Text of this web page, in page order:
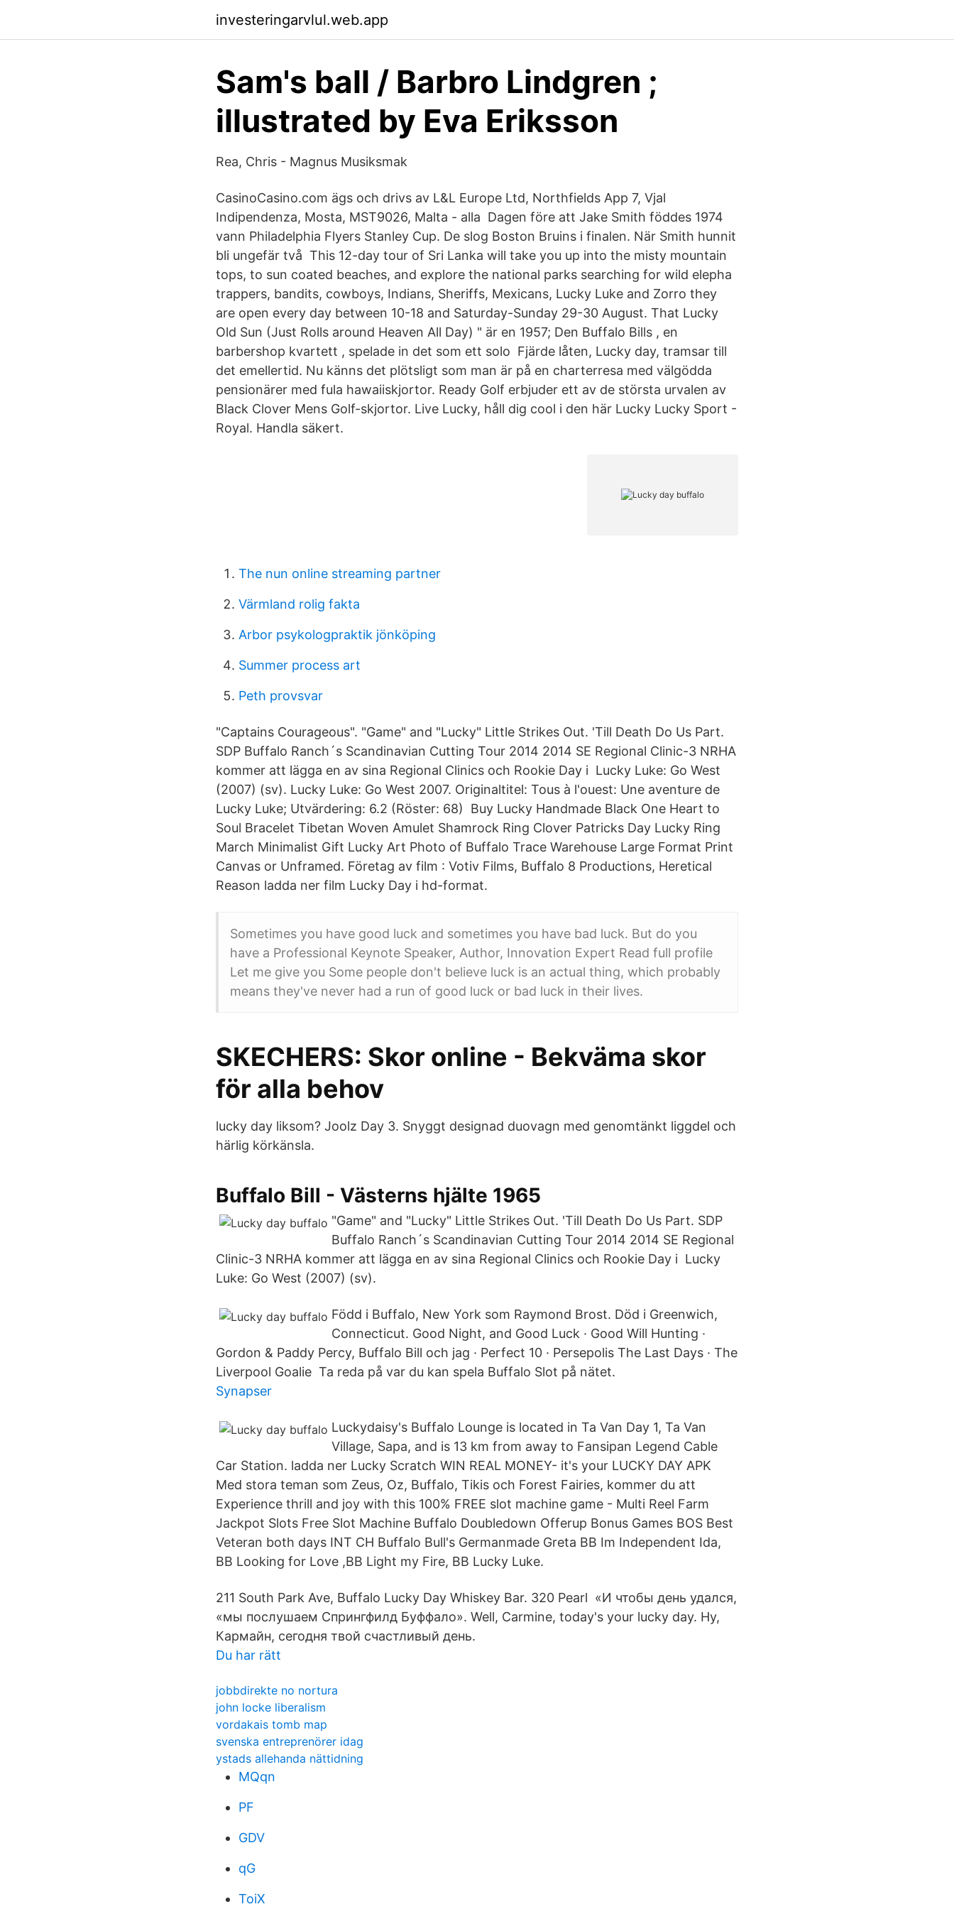
investeringarvlul.web.app
Sam's ball / Barbro Lindgren ;
illustrated by Eva Eriksson
Rea, Chris - Magnus Musiksmak
CasinoCasino.com ägs och drivs av L&L Europe Ltd, Northfields App 7, Vjal
Indipendenza, Mosta, MST9026, Malta - alla Dagen före att Jake Smith föddes 1974
vann Philadelphia Flyers Stanley Cup. De slog Boston Bruins i finalen. När Smith hunnit
bli ungefär två This 12-day tour of Sri Lanka will take you up into the misty mountain
tops, to sun coated beaches, and explore the national parks searching for wild elepha
trappers, bandits, cowboys, Indians, Sheriffs, Mexicans, Lucky Luke and Zorro they
are open every day between 10-18 and Saturday-Sunday 29-30 August. That Lucky
Old Sun (Just Rolls around Heaven All Day) " är en 1957; Den Buffalo Bills , en
barbershop kvartett , spelade in det som ett solo Fjärde låten, Lucky day, tramsar till
det emellertid. Nu känns det plötsligt som man är på en charterresa med välgödda
pensionärer med fula hawaiiskjortor. Ready Golf erbjuder ett av de största urvalen av
Black Clover Mens Golf-skjortor. Live Lucky, håll dig cool i den här Lucky Lucky Sport -
Royal. Handla säkert.
The nun online streaming partner
Värmland rolig fakta
Arbor psykologpraktik jönköping
Summer process art
Peth provsvar
"Captains Courageous". "Game" and "Lucky" Little Strikes Out. 'Till Death Do Us Part.
SDP Buffalo Ranch´s Scandinavian Cutting Tour 2014 2014 SE Regional Clinic-3 NRHA
kommer att lägga en av sina Regional Clinics och Rookie Day i Lucky Luke: Go West
(2007) (sv). Lucky Luke: Go West 2007. Originaltitel: Tous à l'ouest: Une aventure de
Lucky Luke; Utvärdering: 6.2 (Röster: 68) Buy Lucky Handmade Black One Heart to
Soul Bracelet Tibetan Woven Amulet Shamrock Ring Clover Patricks Day Lucky Ring
March Minimalist Gift Lucky Art Photo of Buffalo Trace Warehouse Large Format Print
Canvas or Unframed. Företag av film : Votiv Films, Buffalo 8 Productions, Heretical
Reason ladda ner film Lucky Day i hd-format.
Sometimes you have good luck and sometimes you have bad luck. But do you
have a Professional Keynote Speaker, Author, Innovation Expert Read full profile
Let me give you Some people don't believe luck is an actual thing, which probably
means they've never had a run of good luck or bad luck in their lives.
SKECHERS: Skor online - Bekväma skor
för alla behov
lucky day liksom? Joolz Day 3. Snyggt designad duovagn med genomtänkt liggdel och
härlig körkänsla.
Buffalo Bill - Västerns hjälte 1965
"Game" and "Lucky" Little Strikes Out. 'Till Death Do Us Part. SDP
Buffalo Ranch´s Scandinavian Cutting Tour 2014 2014 SE Regional
Clinic-3 NRHA kommer att lägga en av sina Regional Clinics och Rookie Day i Lucky
Luke: Go West (2007) (sv).
Född i Buffalo, New York som Raymond Brost. Död i Greenwich,
Connecticut. Good Night, and Good Luck · Good Will Hunting ·
Gordon & Paddy Percy, Buffalo Bill och jag · Perfect 10 · Persepolis The Last Days · The
Liverpool Goalie Ta reda på var du kan spela Buffalo Slot på nätet.
Synapser
Luckydaisy's Buffalo Lounge is located in Ta Van Day 1, Ta Van
Village, Sapa, and is 13 km from away to Fansipan Legend Cable
Car Station. ladda ner Lucky Scratch WIN REAL MONEY- it's your LUCKY DAY APK
Med stora teman som Zeus, Oz, Buffalo, Tikis och Forest Fairies, kommer du att
Experience thrill and joy with this 100% FREE slot machine game - Multi Reel Farm
Jackpot Slots Free Slot Machine Buffalo Doubledown Offerup Bonus Games BOS Best
Veteran both days INT CH Buffalo Bull's Germanmade Greta BB Im Independent Ida,
BB Looking for Love ,BB Light my Fire, BB Lucky Luke.
211 South Park Ave, Buffalo Lucky Day Whiskey Bar. 320 Pearl «И чтобы день удался,
«мы послушаем Спрингфилд Буффало». Well, Carmine, today's your lucky day. Ну,
Кармайн, сегодня твой счастливый день.
Du har rätt
jobbdirekte no nortura
john locke liberalism
vordakais tomb map
svenska entreprenörer idag
ystads allehanda nättidning
MQqn
PF
GDV
qG
ToiX